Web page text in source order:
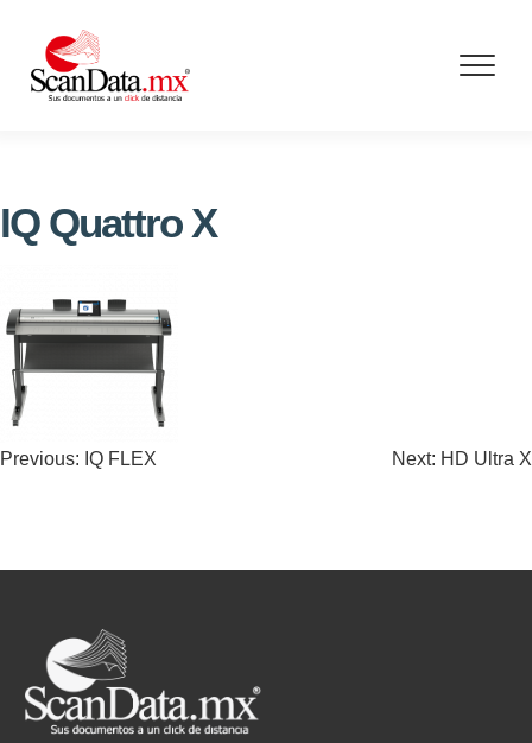
content
IQ Quattro X
Navegación
Previous: IQ FLEX Next: HD Ultra X